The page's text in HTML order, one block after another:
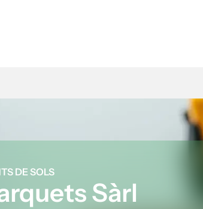
DE SOLS
Sàrl